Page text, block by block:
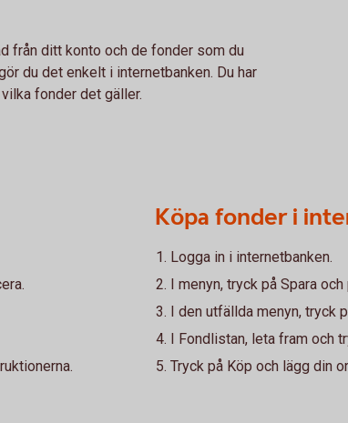
från ditt konto och de fonder som du
du det enkelt i internetbanken. Du har
fonder det gäller.
Köpa fonder i
Logga in i internetbanken.
I menyn, tryck på Spara och
I den utfällda menyn, tryck
I Fondlistan, leta fram och
Tryck på Köp och lägg din